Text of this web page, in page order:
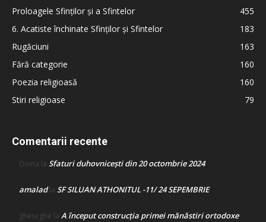
Proloagele Sfinților și a Sfintelor
455
6. Acatiste închinate Sfinților și Sfintelor
183
Rugăciuni
163
Fără categorie
160
Poezia religioasă
160
Stiri religioase
79
Comentarii recente
Doina la Sfaturi duhovnicești din 20 octombrie 2024
amaladla SF SILUAN ATHONITUL -11/ 24 SEPEMBRIE
gheorghe la A început construcţia primei mănăstiri ortodoxe